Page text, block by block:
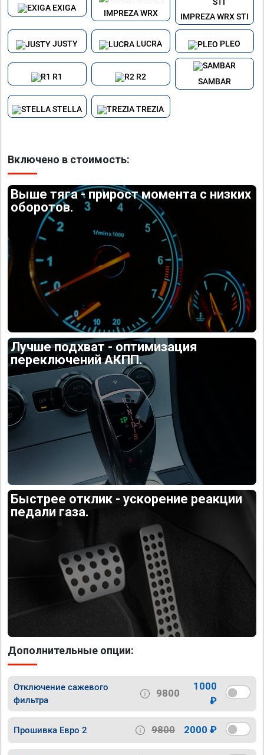
EXIGA
IMPREZA WRX IMPREZA WRX STI
JUSTY LUCRA PLEO
R1 R2
SAMBAR
STELLA TREZIA
Включено в стоимость:
Выше тяга - прирост момента с низких
оборотов.
Лучше подхват - оптимизация
переключений АКПП.
Быстрее отклик - ускорение реакции
педали газа.
Дополнительные опции:
Отключение сажевого
фильтра
9800
1000
₽
Прошивка Евро 2 9800 2000 ₽